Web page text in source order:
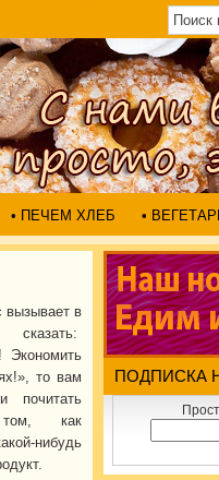
• ПЕЧЕМ ХЛЕБ •
вызывает в
Экономить
то вам
почитать
как
нибудь
ПОДПИСКА